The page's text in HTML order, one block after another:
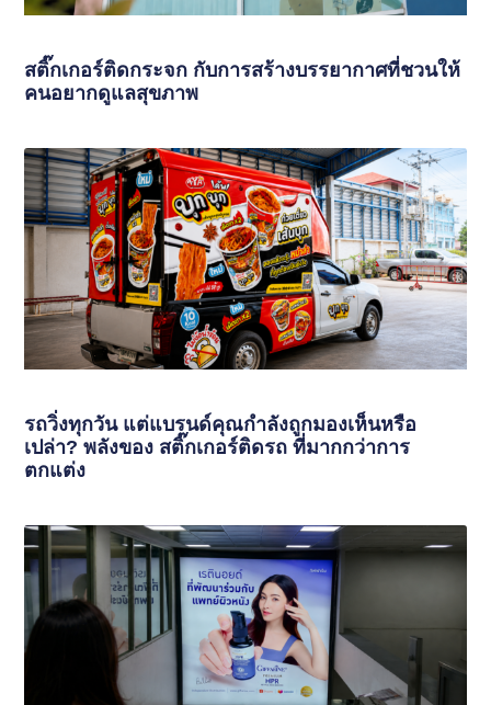
สติ๊กเกอร์ติดกระจก กับการสร้างบรรยากาศที่ชวนให้
คนอยากดูแลสุขภาพ
รถวิ่งทุกวัน แต่แบรนด์คุณกำลังถูกมองเห็นหรือ
เปล่า? พลังของ สติ๊กเกอร์ติดรถ ที่มากกว่าการ
ตกแต่ง